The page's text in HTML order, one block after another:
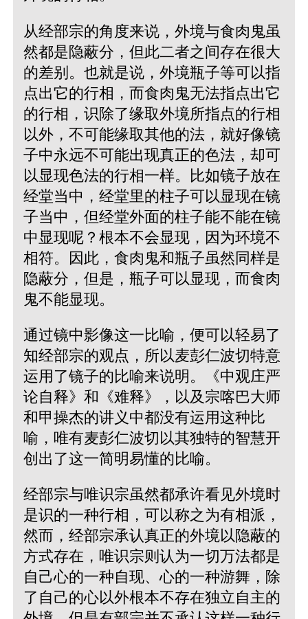
从经部宗的角度来说，外境与食肉鬼虽
然都是隐蔽分，但此二者之间存在很大
的差别。也就是说，外境瓶子等可以指
点出它的行相，而食肉鬼无法指点出它
的行相，识除了缘取外境所指点的行相
以外，不可能缘取其他的法，就好像镜
子中永远不可能出现真正的色法，却可
以显现色法的行相一样。比如镜子放在
经堂当中，经堂里的柱子可以显现在镜
子当中，但经堂外面的柱子能不能在镜
中显现呢？根本不会显现，因为环境不
相符。因此，食肉鬼和瓶子虽然同样是
隐蔽分，但是，瓶子可以显现，而食肉
鬼不能显现。
通过镜中影像这一比喻，便可以轻易了
知经部宗的观点，所以麦彭仁波切特意
运用了镜子的比喻来说明。《中观庄严
论自释》和《难释》，以及宗喀巴大师
和甲操杰的讲义中都没有运用这种比
喻，唯有麦彭仁波切以其独特的智慧开
创出了这一简明易懂的比喻。
经部宗与唯识宗虽然都承许看见外境时
是识的一种行相，可以称之为有相派，
然而，经部宗承认真正的外境以隐蔽的
方式存在，唯识宗则认为一切万法都是
自己心的一种自现、心的一种游舞，除
了自己的心以外根本不存在独立自主的